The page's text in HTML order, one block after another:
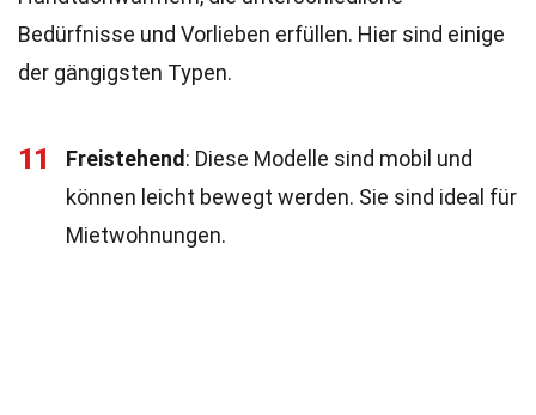
Bedürfnisse und Vorlieben erfüllen. Hier sind einige
der gängigsten Typen.
11 Freistehend : Diese Modelle sind mobil und
können leicht bewegt werden. Sie sind ideal für
Mietwohnungen.